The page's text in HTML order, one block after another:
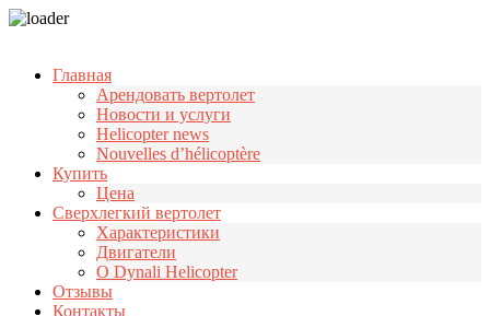
Главная
Арендовать вертолет
Новости и услуги
Helicopter news
Nouvelles d’hélicoptère
Купить
Цена
Cверхлегкий вертолет
Характеристики
Двигатели
О Dynali Helicopter
Отзывы
Контакты